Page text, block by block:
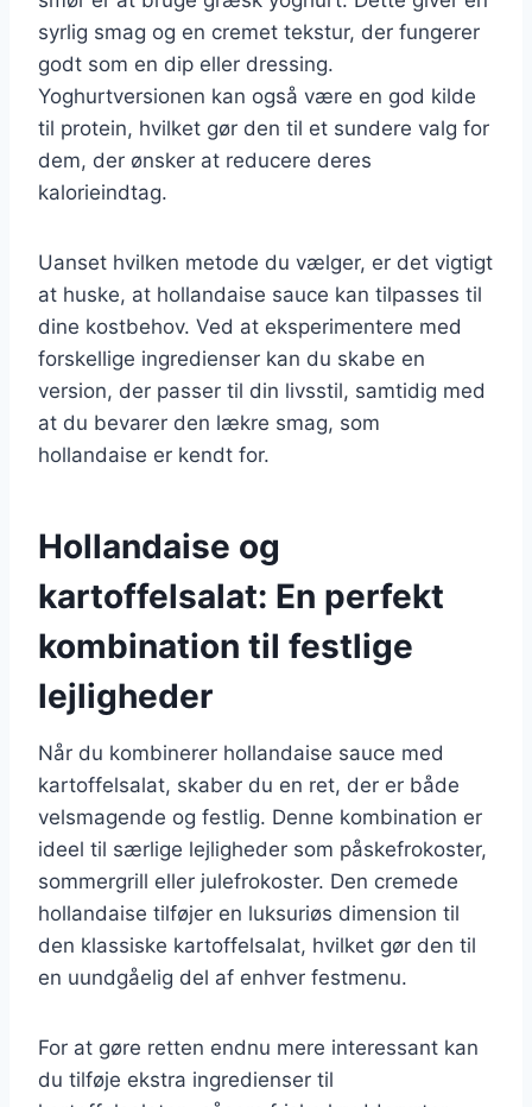
syrlig smag og en cremet tekstur, der fungerer
godt som en dip eller dressing.
Yoghurtversionen kan også være en god kilde
til protein, hvilket gør den til et sundere valg for
dem, der ønsker at reducere deres
kalorieindtag.
Uanset hvilken metode du vælger, er det vigtigt
at huske, at hollandaise sauce kan tilpasses til
dine kostbehov. Ved at eksperimentere med
forskellige ingredienser kan du skabe en
version, der passer til din livsstil, samtidig med
at du bevarer den lækre smag, som
hollandaise er kendt for.
Hollandaise og
kartoffelsalat: En perfekt
kombination til festlige
lejligheder
Når du kombinerer hollandaise sauce med
kartoffelsalat, skaber du en ret, der er både
velsmagende og festlig. Denne kombination er
ideel til særlige lejligheder som påskefrokoster,
sommergrill eller julefrokoster. Den cremede
hollandaise tilføjer en luksuriøs dimension til
den klassiske kartoffelsalat, hvilket gør den til
en uundgåelig del af enhver festmenu.
For at gøre retten endnu mere interessant kan
du tilføje ekstra ingredienser til